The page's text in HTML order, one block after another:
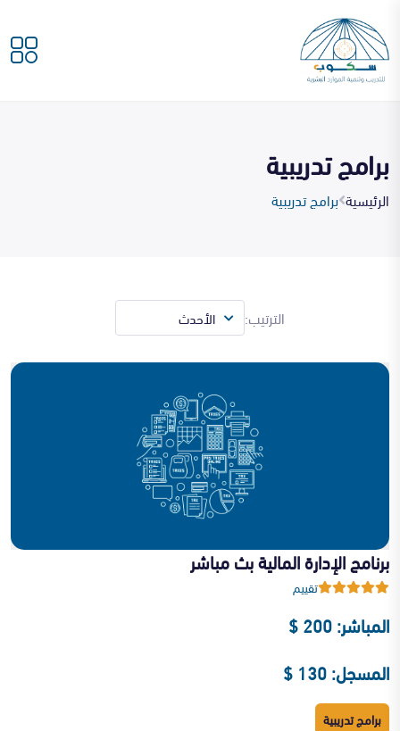
برامج تدريبية
الرئيسية برامج تدريبية
الترتيب:
برنامج الإدارة المالية بث مباشر
تقييم
المباشر: 200 $
المسجل: 130 $
برامج تدريبية